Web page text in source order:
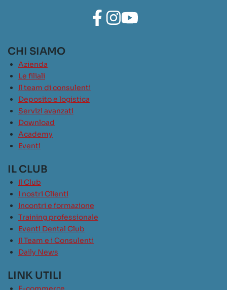
CHI SIAMO
Azienda
Le filiali
Il team di consulenti
Deposito e logistica
Servizi avanzati
Download
Academy
Eventi
IL CLUB
Il Club
I nostri Clienti
Incontri e formazione
Training professionale
Eventi Dental Club
Il Team e i Consulenti
Daily News
LINK UTILI